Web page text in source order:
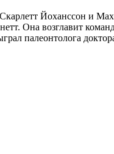
Йоханссон и
Она возглавит
палеонтолога